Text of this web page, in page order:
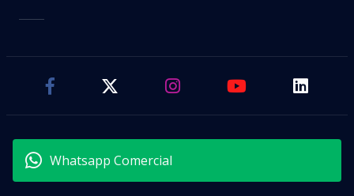
Whatsapp Comercial